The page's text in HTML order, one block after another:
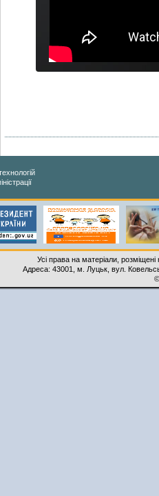
Усі права на матеріали,
Адреса: 43001, м. Луцьк, вул.